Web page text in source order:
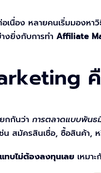
นื่อง หลายคนเริ่มมองหา
งยิ่งกับการทำ Affiliate
คื
กกันว่า การตลาดแบบพันธ
น สมัครสินเชื่อ, ซื้อสินค้า,
ทบไม่ต้องลงทุนเลย เหมา